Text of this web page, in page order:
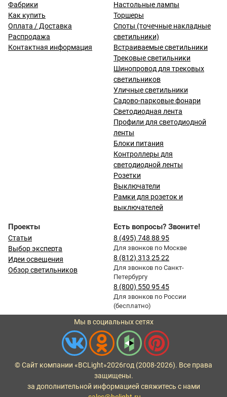
Фабрики
Как купить
Оплата / Доставка
Распродажа
Контактная информация
Настольные лампы
Торшеры
Споты (точечные накладные
светильники)
Встраиваемые светильники
Трековые светильники
Шинопровод для трековых
светильников
Уличные светильники
Садово-парковые фонари
Светодиодная лента
Профили для светодиодной
ленты
Блоки питания
Контроллеры для
светодиодной ленты
Розетки
Выключатели
Рамки для розеток и
выключателей
Проекты
Статьи
Выбор эксперта
Идеи освещения
Обзор светильников
Есть вопросы? Звоните!
8 (495) 748 88 95
Для звонков по Москве
8 (812) 313 25 22
Для звонков по Санкт-
Петербургу
8 (800) 550 95 45
Для звонков по России
(бесплатно)
Мы в социальных сетях
© Сайт компании «BCLight»2026год (2008-2026). Все права
защищены.
за дополнительной информацией свяжитесь с нами